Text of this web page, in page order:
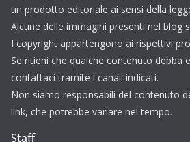
un prodotto editoriale ai sensi della
Alcune delle immagini presenti nel blog
I copyright appartengono ai rispettivi
Se ritieni che qualche contenuto debba
contattaci tramite i canali indicati.
Non siamo responsabili del contenuto
link, che potrebbe variare nel tempo.
Staff